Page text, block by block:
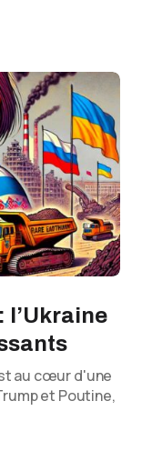
l’Ukraine
au cœur d'une
et Poutine,